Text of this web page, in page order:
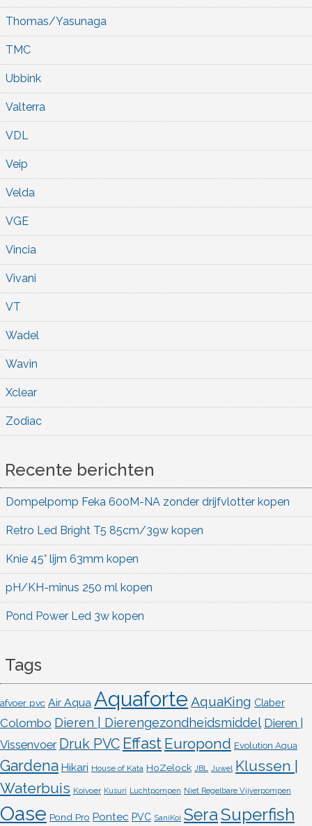
Thomas/Yasunaga
TMC
Ubbink
Valterra
VDL
Veip
Velda
VGE
Vincia
Vivani
VT
Wadel
Wavin
Xclear
Zodiac
Recente berichten
Dompelpomp Feka 600M-NA zonder drijfvlotter kopen
Retro Led Bright T5 85cm/39w kopen
Knie 45° lijm 63mm kopen
pH/KH-minus 250 ml kopen
Pond Power Led 3w kopen
Tags
afvoer pvc Air Aqua Aquaforte AquaKing Claber
Colombo Dieren | Dierengezondheidsmiddel Dieren |
Vissenvoer Druk PVC Effast Europond Evolution Aqua
Gardena Hikari House of Kata HoZelock JBL Juwel Klussen |
Waterbuis Koivoer Kusuri Luchtpompen Niet Regelbare Vijverpompen
Oase Pond Pro Pontec PVC SaniKoi SeraSuperfish